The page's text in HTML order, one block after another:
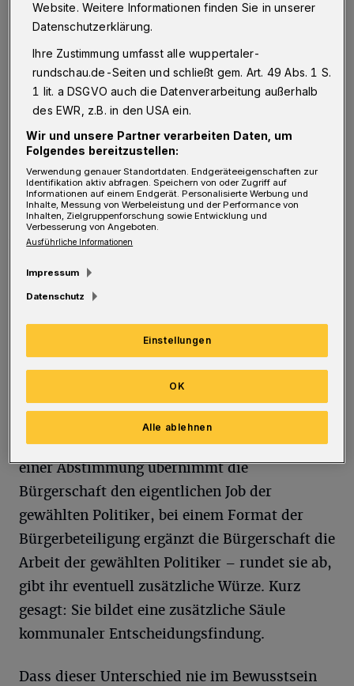
Von Stefan Seitz
I m Herbst 2016, als die Bürgerbeteiligung
in Wuppertal noch ein bundesweit
beachteter Shooting-Star war, gab es zur
Seilbahn ein nach wissenschaftlichen Kriterien
durchgeführtes Bürgergutachten. Vier Tage
lang haben sich damals 48 zufällig
ausgewählte Wuppertaler intensiv in das
Thema eingearbeitet. Das Ergebnis ging pro
Sache.
Zur Sache tut, dass solche Verfahren, im
Verlauf derer Bürger sich über längere
Zeiträume mit einer komplexen Frage
verdienen. Ja- oder Nein-Befragungen sind
Abstimmungen – keine Bürgerbeteiligung. Bei
einer Abstimmung übernimmt die
Bürgerschaft den eigentlichen Job der
gewählten Politiker, bei einem Format der
Bürgerbeteiligung ergänzt die Bürgerschaft die
Arbeit der gewählten Politiker – rundet sie ab,
gibt ihr eventuell zusätzliche Würze. Kurz
gesagt: Sie bildet eine zusätzliche Säule
kommunaler Entscheidungsfindung.
Dass dieser Unterschied nie im Bewusstsein
Website. Weitere Informationen finden Sie in unserer
Datenschutzerklärung.
Ihre Zustimmung umfasst alle wuppertaler-
rundschau.de-Seiten und schließt gem. Art. 49 Abs. 1 S.
1 lit. a DSGVO auch die Datenverarbeitung außerhalb
des EWR, z.B. in den USA ein.
Wir und unsere Partner verarbeiten Daten, um
Folgendes bereitzustellen:
Verwendung genauer Standortdaten. Endgeräteeigenschaften zur
Identifikation aktiv abfragen. Speichern von oder Zugriff auf
Informationen auf einem Endgerät. Personalisierte Werbung und
Inhalte, Messung von Werbeleistung und der Performance von
Inhalten, Zielgruppenforschung sowie Entwicklung und
Verbesserung von Angeboten.
Ausführliche Informationen
Impressum
Datenschutz
Einstellungen
Alle ablehnen
OK